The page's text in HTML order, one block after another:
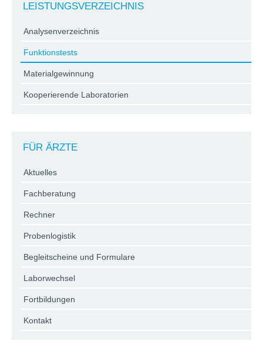
LEISTUNGSVERZEICHNIS
Analysenverzeichnis
Funktionstests
Materialgewinnung
Kooperierende Laboratorien
FÜR ÄRZTE
Aktuelles
Fachberatung
Rechner
Probenlogistik
Begleitscheine und Formulare
Laborwechsel
Fortbildungen
Kontakt